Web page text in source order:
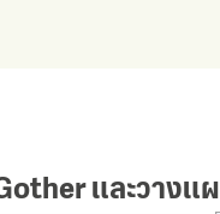
และวางแ